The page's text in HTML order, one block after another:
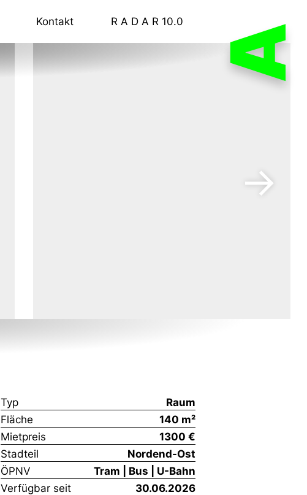
A
Kontakt R A D A R 10.0
Typ
Raum
Fläche
140 m²
Mietpreis
1300 €
Stadteil
Nordend-Ost
ÖPNV
Tram | Bus | U-Bahn
Verfügbar seit
30.06.2026